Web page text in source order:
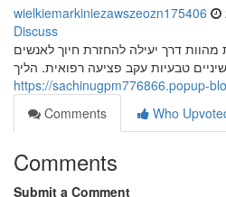
wielkiemarkiniezawszeozn175406
Discuss
דרך יעילה להחזרת חיוך לאנשים
טבעיות עקב פציעה רפואית. הליך
https://sachinugpm776866.popup-
Comments
Who
Comments
Submit a Comment